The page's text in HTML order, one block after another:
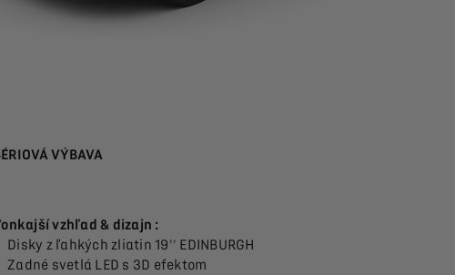
VÝBAVA
vzhľad & dizajn :
Disky z ľahkých zliatin 19'' EDINBURGH
Zadné svetlá LED s 3D efektom